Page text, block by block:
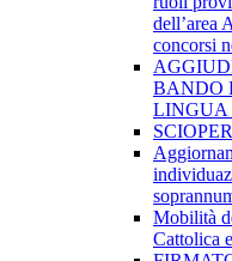
dell’area
concorsi
BANDO
LINGUA
Mobilità
Cattolica